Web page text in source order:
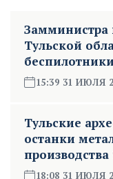
Замминистра
Тульской
беспилотники
15:39 31 ИЮЛЯ
Тульские
останки
18:08 31 ИЮЛЯ